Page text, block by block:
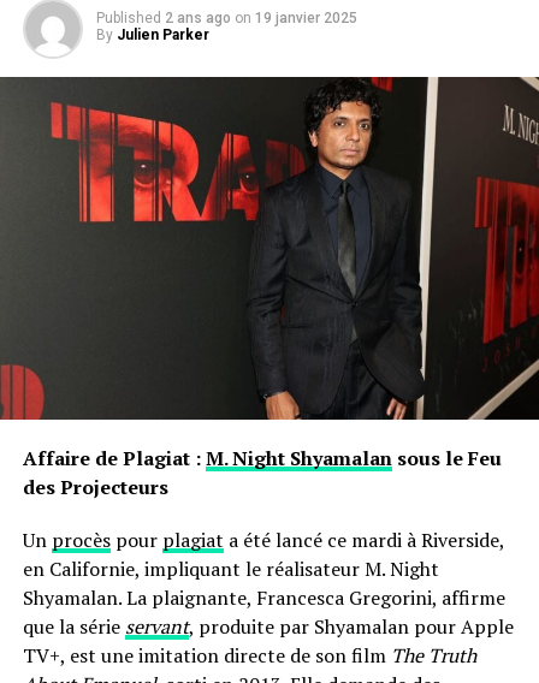
DON'T MISS
Un câble diplomatique explosif sur Donald Trump plonge
l’Allemagne dans la tourmente !
Published 2 ans ago on 19 janvier 2025
By Julien Parker
Affaire de Plagiat :M. Night Shyamalansous le Feu
des Projecteurs
Un procèspour plagiat a été lancé ce mardi à Riverside,
en Californie, impliquant le réalisateur M. Night
Shyamalan. La plaignante, Francesca Gregorini, affirme
que la série servant, produite par Shyamalan pour Apple
TV+, est une imitation directe de son film The Truth